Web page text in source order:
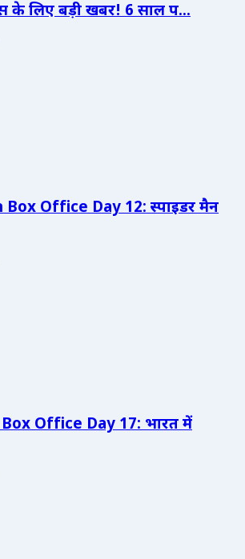
के लिए बड़ी खबर! 6 साल प...
Box Office Day 12: स्पाइडर मैन
Office Day 17: भारत में